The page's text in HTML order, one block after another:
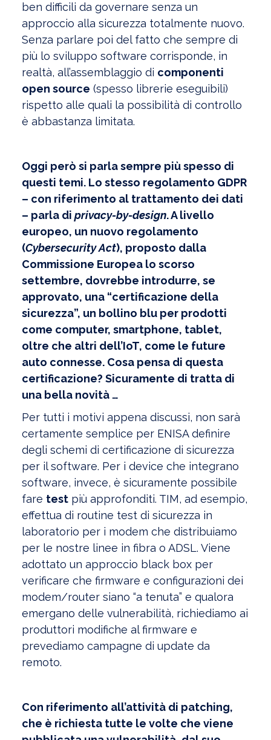
ben difficili da governare senza un
approccio alla sicurezza totalmente nuovo.
Senza parlare poi del fatto che sempre di
più lo sviluppo software corrisponde, in
realtà, all’assemblaggio di componenti
open source (spesso librerie eseguibili)
rispetto alle quali la possibilità di controllo
è abbastanza limitata.
Oggi però si parla sempre più spesso di
questi temi. Lo stesso regolamento GDPR
– con riferimento al trattamento dei dati
– parla di privacy-by-design. A livello
europeo, un nuovo regolamento
(Cybersecurity Act), proposto dalla
Commissione Europea lo scorso
settembre, dovrebbe introdurre, se
approvato, una “certificazione della
sicurezza”, un bollino blu per prodotti
come computer, smartphone, tablet,
oltre che altri dell’IoT, come le future
auto connesse. Cosa pensa di questa
certificazione? Sicuramente di tratta di
una bella novità …
Per tutti i motivi appena discussi, non sarà
certamente semplice per ENISA definire
degli schemi di certificazione di sicurezza
per il software. Per i device che integrano
software, invece, è sicuramente possibile
fare test più approfonditi. TIM, ad esempio,
effettua di routine test di sicurezza in
laboratorio per i modem che distribuiamo
per le nostre linee in fibra o ADSL. Viene
adottato un approccio black box per
verificare che firmware e configurazioni dei
modem/router siano “a tenuta” e qualora
emergano delle vulnerabilità, richiediamo ai
produttori modifiche al firmware e
prevediamo campagne di update da
remoto.
Con riferimento all’attività di patching,
che è richiesta tutte le volte che viene